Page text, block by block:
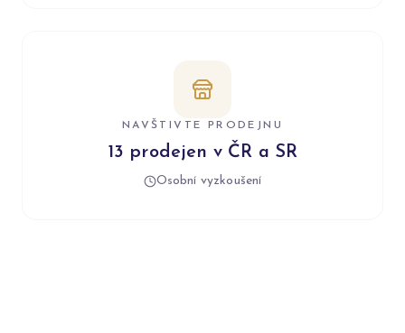
NAVŠTIVTE PRODEJNU
13 prodejen v ČR a SR
Osobní vyzkoušení